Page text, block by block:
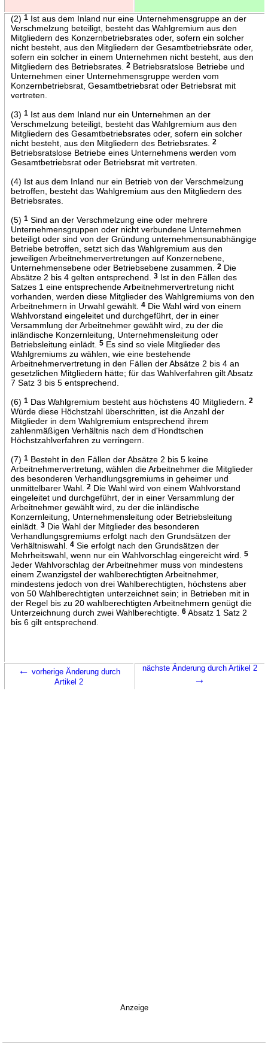
(2) 1Ist aus dem Inland nur eine Unternehmensgruppe an der
Verschmelzung beteiligt, besteht das Wahlgremium aus den
Mitgliedern des Konzernbetriebsrates oder, sofern ein solcher
nicht besteht, aus den Mitgliedern der Gesamtbetriebsräte oder,
sofern ein solcher in einem Unternehmen nicht besteht, aus den
Mitgliedern des Betriebsrates.
2Betriebsratslose Betriebe und
Unternehmen einer Unternehmensgruppe werden vom
Konzernbetriebsrat, Gesamtbetriebsrat oder Betriebsrat mit
vertreten.
(3) 1Ist aus dem Inland nur ein Unternehmen an der
Verschmelzung beteiligt, besteht das Wahlgremium aus den
Mitgliedern des Gesamtbetriebsrates oder, sofern ein solcher
nicht besteht, aus den Mitgliedern des Betriebsrates.
2
Betriebsratslose Betriebe eines Unternehmens werden vom
Gesamtbetriebsrat oder Betriebsrat mit vertreten.
(4) Ist aus dem Inland nur ein Betrieb von der Verschmelzung
betroffen, besteht das Wahlgremium aus den Mitgliedern des
Betriebsrates.
(5) 1Sind an der Verschmelzung eine oder mehrere
Unternehmensgruppen oder nicht verbundene Unternehmen
beteiligt oder sind von der Gründung unternehmensunabhängige
Betriebe betroffen, setzt sich das Wahlgremium aus den
jeweiligen Arbeitnehmervertretungen auf Konzernebene,
Unternehmensebene oder Betriebsebene zusammen.
2Die
Absätze 2 bis 4 gelten entsprechend.
3Ist in den Fällen des
Satzes 1 eine entsprechende Arbeitnehmervertretung nicht
vorhanden, werden diese Mitglieder des Wahlgremiums von den
Arbeitnehmern in Urwahl gewählt.
4Die Wahl wird von einem
Wahlvorstand eingeleitet und durchgeführt, der in einer
Versammlung der Arbeitnehmer gewählt wird, zu der die
inländische Konzernleitung, Unternehmensleitung oder
Betriebsleitung einlädt.
5Es sind so viele Mitglieder des
Wahlgremiums zu wählen, wie eine bestehende
Arbeitnehmervertretung in den Fällen der Absätze 2 bis 4 an
gesetzlichen Mitgliedern hätte; für das Wahlverfahren gilt Absatz
7 Satz 3 bis 5 entsprechend.
(6) 1Das Wahlgremium besteht aus höchstens 40 Mitgliedern. 2
Würde diese Höchstzahl überschritten, ist die Anzahl der
Mitglieder in dem Wahlgremium entsprechend ihrem
zahlenmäßigen Verhältnis nach dem d'Hondtschen
Höchstzahlverfahren zu verringern.
(7) 1Besteht in den Fällen der Absätze 2 bis 5 keine
Arbeitnehmervertretung, wählen die Arbeitnehmer die Mitglieder
des besonderen Verhandlungsgremiums in geheimer und
unmittelbarer Wahl.
2Die Wahl wird von einem Wahlvorstand
eingeleitet und durchgeführt, der in einer Versammlung der
Arbeitnehmer gewählt wird, zu der die inländische
Konzernleitung, Unternehmensleitung oder Betriebsleitung
einlädt.
3Die Wahl der Mitglieder des besonderen
Verhandlungsgremiums erfolgt nach den Grundsätzen der
Verhältniswahl.
4Sie erfolgt nach den Grundsätzen der
Mehrheitswahl, wenn nur ein Wahlvorschlag eingereicht wird.
5
Jeder Wahlvorschlag der Arbeitnehmer muss von mindestens
einem Zwanzigstel der wahlberechtigten Arbeitnehmer,
mindestens jedoch von drei Wahlberechtigten, höchstens aber
von 50 Wahlberechtigten unterzeichnet sein; in Betrieben mit in
der Regel bis zu 20 wahlberechtigten Arbeitnehmern genügt die
Unterzeichnung durch zwei Wahlberechtigte.
6Absatz 1 Satz 2
bis 6 gilt entsprechend.
← vorherige Änderung durch
Artikel 2
nächste Änderung durch Artikel 2
→
Anzeige